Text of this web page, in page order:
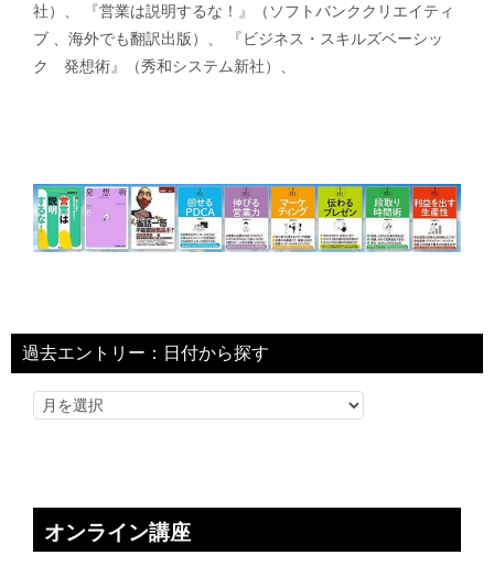
社）、 『営業は説明するな！』（ソフトバンククリエイティ
ブ 、海外でも翻訳出版）、 『ビジネス・スキルズベーシッ
ク 発想術』（秀和システム新社）、
過去エントリー：日付から探す
オンライン講座